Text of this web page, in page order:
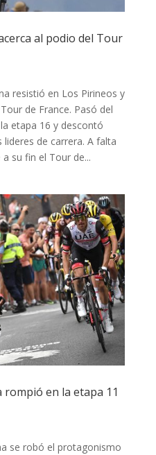
al podio del Tour
resistió en Los Pirineos y
de France. Pasó del
etapa 16 y descontó
de carrera. A falta
su fin el Tour de...
rompió en la etapa 11
se robó el protagonismo